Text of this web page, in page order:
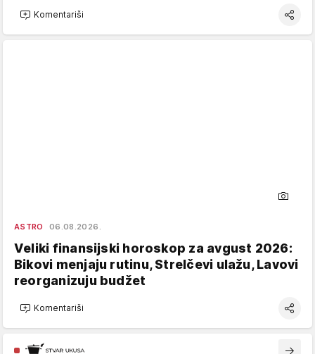
Komentariši
ASTRO 06.08.2026.
Veliki finansijski horoskop za avgust 2026:
Bikovi menjaju rutinu, Strelčevi ulažu, Lavovi
reorganizuju budžet
Komentariši